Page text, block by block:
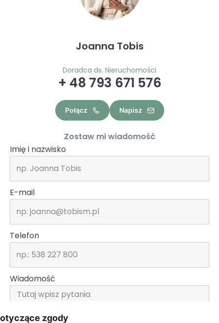
zgody
Joanna Tobis
Doradca ds. Nieruchomości
+ 48 793 671 576
Połącz Napisz
Zostaw mi wiadomość
Imię i nazwisko
E-mail
Telefon
Wiadomość